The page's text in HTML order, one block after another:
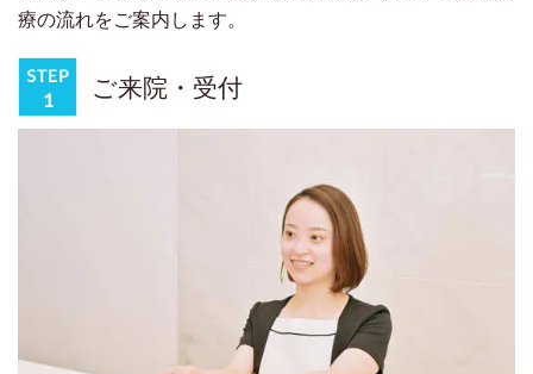
療の流れをご案内します。
ご来院・受付